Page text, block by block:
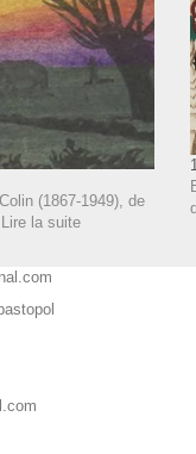
(1867-1949), de
Lire la suite